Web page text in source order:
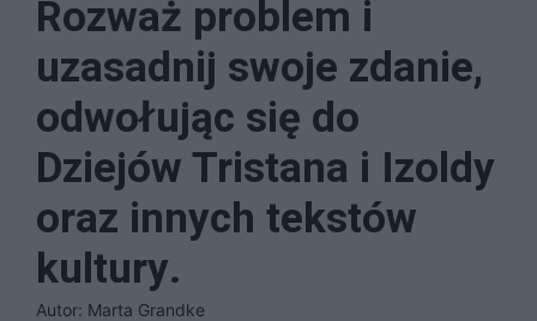
Rozważ problem i
uzasadnij swoje zdanie,
odwołując się do
Dziejów Tristana i Izoldy
oraz innych tekstów
kultury.
Autor: Marta Grandke